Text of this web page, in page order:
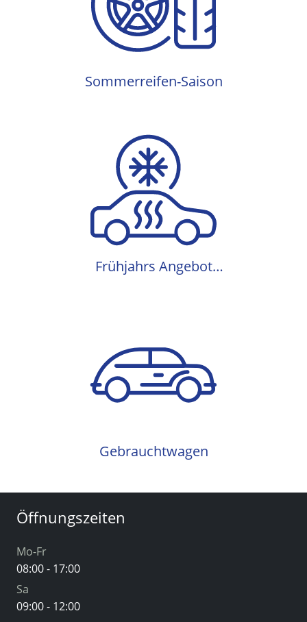
Sommerreifen-Saison
Sommerreifen-Saison
Frühjahrs Angebot
Frühjahrs Angebot
Klimaanlagenwartung
Gebrauchtwagen
Gebrauchtwagen
Öffnungszeiten
Mo-Fr
08:00 - 17:00
Sa
09:00 - 12:00